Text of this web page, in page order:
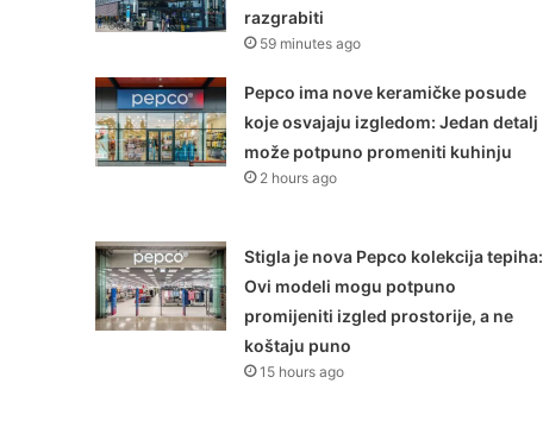
razgrabiti
59 minutes ago
Pepco ima nove keramičke posude
koje osvajaju izgledom: Jedan detalj
može potpuno promeniti kuhinju
2 hours ago
Stigla je nova Pepco kolekcija tepiha:
Ovi modeli mogu potpuno
promijeniti izgled prostorije, a ne
koštaju puno
15 hours ago